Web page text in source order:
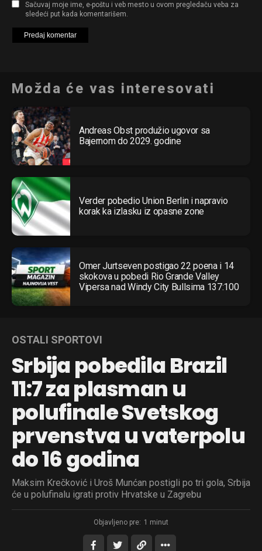
Sačuvaj moje ime, e-poštu i veb mesto u ovom pregledaču veba za
sledeći put kada komentarišem.
Možda će vas interesovati
Andreas Obst produžio ugovor sa
Bajernom do 2029. godine
Verder pobedio Union Berlin i napravio
korak ka izlasku iz opasne zone
Omer Jurtseven postigao 22 poena i 14
skokova u pobedi Rio Grande Valley
Vipersa nad Windy City Bullsima 137:100
OSTALI SPORTOVI
Srbija pobedila Brazil
11:7 za plasman u
polufinale Svetskog
prvenstva u vaterpolu
do 16 godina
Maksim Krečković i Uroš Munćan postigli po tri gola, Srbija
će u polufinalu igrati protiv Hrvatske u Zagrebu
Objavljeno pre: 1 minut